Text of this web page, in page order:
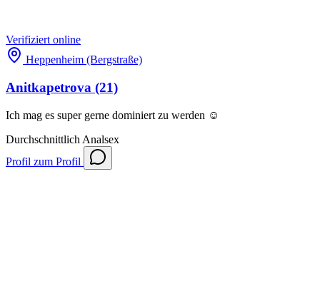
Verifiziert online
Heppenheim (Bergstraße)
Anitkapetrova (21)
Ich mag es super gerne dominiert zu werden ☺️
Durchschnittlich Analsex
Profil zum Profil